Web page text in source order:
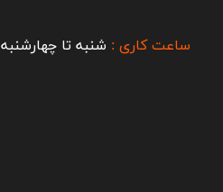
ساعت کاری : شنبه تا چهارشنبه 8 صبح تا 5 عصر